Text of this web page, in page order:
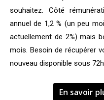
souhaitez. Côté
annuel de 1,2 % (un peu
actuellement de 2%) mais
mois. Besoin de récupérer
nouveau disponible sous
En savoir